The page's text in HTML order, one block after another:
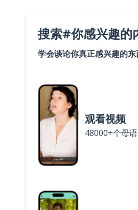
搜索#你感兴趣的
学会谈论你真正感兴趣的东
观看视频
48000+个母